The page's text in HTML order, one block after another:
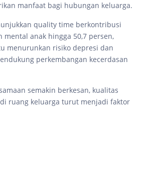
manfaat bagi hubungan keluarga.
quality time berkontribusi
mental anak hingga 50,7 persen,
menurunkan risiko depresi dan
perkembangan kecerdasan
semakin berkesan, kualitas
ruang keluarga turut menjadi faktor